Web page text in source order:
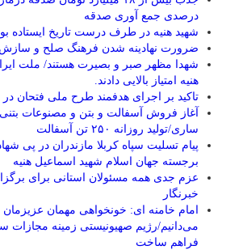
درصدی جمع آوری صدقه
شهید هنیه در طرف درست تاریخ ایستاده
ضرورت نهادینه شدن فرهنگ صلح و سازش
شهدا مظهر صبر و بصیرت هستند/ ملت
هنیه امتیاز بالایی دادند.
تاکید بر اجرای هدفمند طرح ملی فتحان در
آغاز فروش آسفالت و بتن و مصنوعات
ساری/تولید روزانه ۲۵۰ تن آسفالت
پیام تسلیت سپاه کربلا مازندران در پی
برجسته جهان اسلام شهید اسماعیل هنیه
عزم جدی همه مسئولان استانی برای
خبرنگار
امام خامنه ای: خونخواهی مهمان
می‌دانیم/رژیم صهیونیستی زمینه مجازات
فراهم ساخت